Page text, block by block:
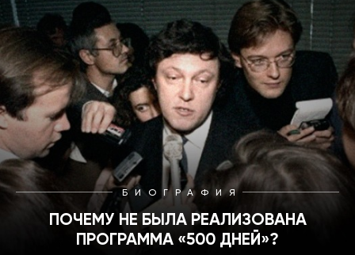
БИОГРАФИЯ
ПОЧЕМУ НЕ БЫЛА РЕАЛИЗОВАНА
ПРОГРАММА «500 ДНЕЙ»?